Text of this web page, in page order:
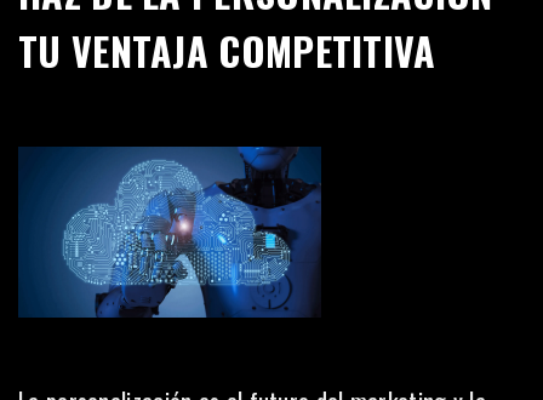
TU VENTAJA COMPETITIVA